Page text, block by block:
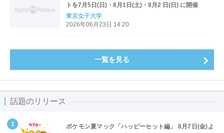
トを7月5日(日)・8月1日(土)・8月2 日(日) に開催
東京女子大学
2026年06月23日 14:20
一覧を見る
話題のリリース
ポケモン夏マック「ハッピーセット編」 8月7日(金)よ